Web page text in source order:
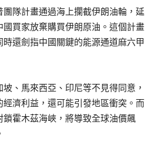
隊計畫通過海上攔截伊朗油輪，延
買家放棄購買伊朗原油。這個計畫
還劍指中國關鍵的能源通道麻六甲
、馬來西亞、印尼等不見得同意，
濟利益，還可能引發地區衝突。而
鎖霍木茲海峽，將導致全球油價飆